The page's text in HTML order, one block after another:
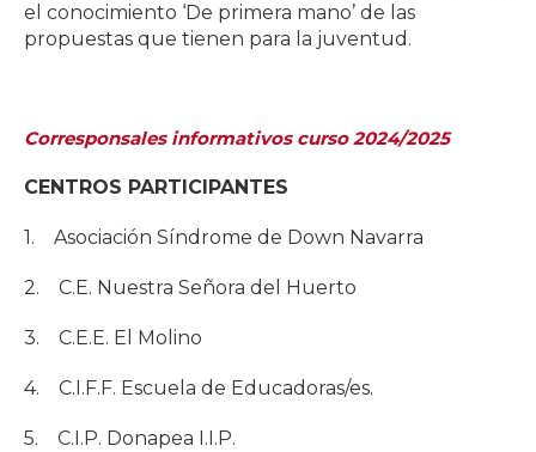
el conocimiento ‘De primera mano’ de las
propuestas que tienen para la juventud.
Corresponsales informativos curso 2024/2025
CENTROS PARTICIPANTES
1. Asociación Síndrome de Down Navarra
2. C.E. Nuestra Señora del Huerto
3. C.E.E. El Molino
4. C.I.F.F. Escuela de Educadoras/es.
5. C.I.P. Donapea I.I.P.